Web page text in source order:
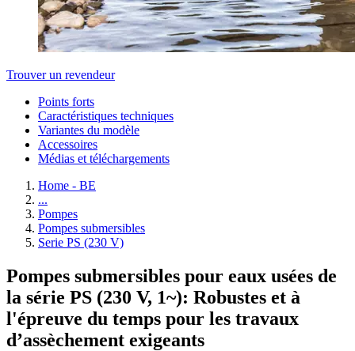
Trouver un revendeur
Points forts
Caractéristiques techniques
Variantes du modèle
Accessoires
Médias et téléchargements
Home - BE
...
Pompes
Pompes submersibles
Serie PS (230 V)
Pompes submersibles pour eaux usées de
la série PS (230 V, 1~): Robustes et à
l'épreuve du temps pour les travaux
d’assèchement exigeants